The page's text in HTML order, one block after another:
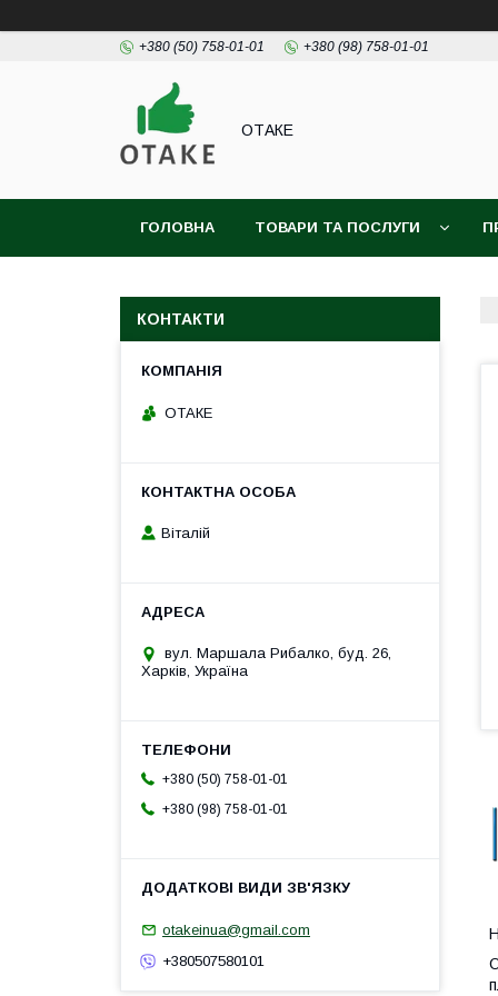
+380 (50) 758-01-01 +380 (98) 758-01-01
ОТАКЕ
ГОЛОВНА ТОВАРИ ТА ПОСЛУГИ
КОНТАКТИ
ОТАКЕ
Віталій
вул. Маршала Рибалко, буд. 26,
Харків, Україна
+380 (50) 758-01-01
+380 (98) 758-01-01
otakeinua@gmail.com
+380507580101